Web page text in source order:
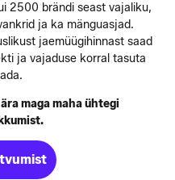
2500 brändi seast vajaliku,
ja ka mänguasjad.
jaemüügihinnast saad
ja vajaduse korral tasuta
maga maha ühtegi